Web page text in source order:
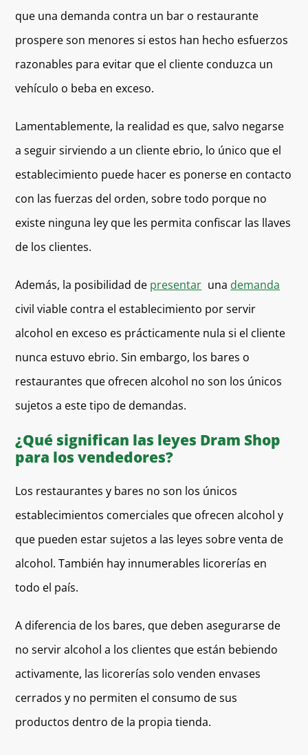
que una demanda contra un bar o restaurante
prospere son menores si estos han hecho esfuerzos
razonables para evitar que el cliente conduzca un
vehículo o beba en exceso.
Lamentablemente, la realidad es que, salvo negarse
a seguir sirviendo a un cliente ebrio, lo único que el
establecimiento puede hacer es ponerse en contacto
con las fuerzas del orden, sobre todo porque no
existe ninguna ley que les permita confiscar las llaves
de los clientes.
Además, la posibilidad de presentar una demanda
civil viable contra el establecimiento por servir
alcohol en exceso es prácticamente nula si el cliente
nunca estuvo ebrio. Sin embargo, los bares o
restaurantes que ofrecen alcohol no son los únicos
sujetos a este tipo de demandas.
¿Qué significan las leyes Dram Shop
para los vendedores?
Los restaurantes y bares no son los únicos
establecimientos comerciales que ofrecen alcohol y
que pueden estar sujetos a las leyes sobre venta de
alcohol. También hay innumerables licorerías en
todo el país.
A diferencia de los bares, que deben asegurarse de
no servir alcohol a los clientes que están bebiendo
activamente, las licorerías solo venden envases
cerrados y no permiten el consumo de sus
productos dentro de la propia tienda.